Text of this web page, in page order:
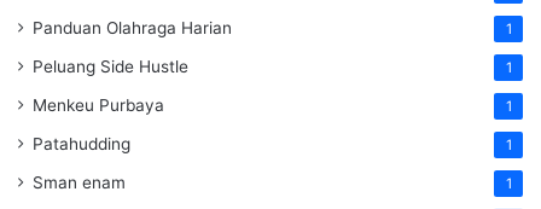
Panduan Olahraga Harian 1
Peluang Side Hustle 1
Menkeu Purbaya 1
Patahudding 1
Sman enam 1